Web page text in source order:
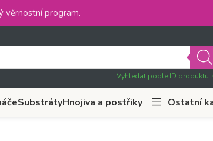
věrnostní program.
Vyhledat podle ID produktu
SubstrátyHnojiva a postřiky
Ostatní